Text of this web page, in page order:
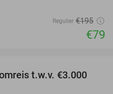
Regulier €195
€79
t.w.v. €3.000